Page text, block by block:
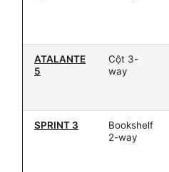
ATALANTE
5
Cột 3-
way
SPRINT 3
Bookshelf
2-way